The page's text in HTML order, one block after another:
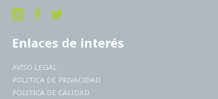
Enlaces de interés
AVISO LEGAL
POLITICA DE PRIVACIDAD
POLITICA DE CALIDAD